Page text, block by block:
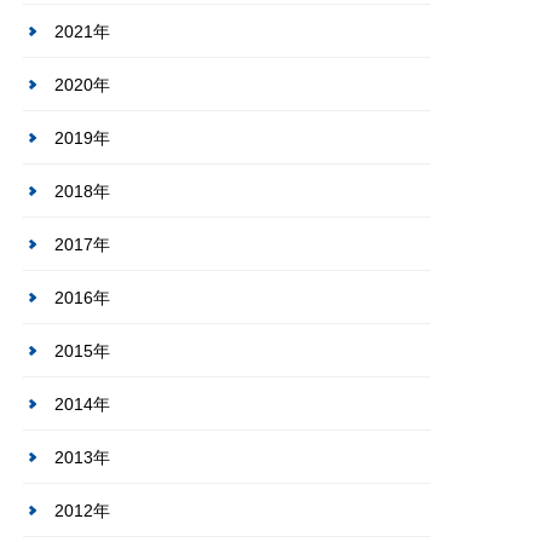
2021年
2020年
2019年
2018年
2017年
2016年
2015年
2014年
2013年
2012年